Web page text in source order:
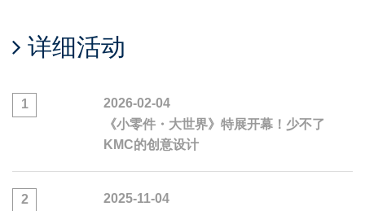
详细活动
1
2026-02-04
《小零件・大世界》特展开幕！少不了
KMC的创意设计
2
2025-11-04